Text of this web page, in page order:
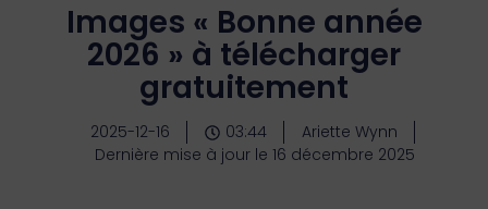
Images « Bonne année
2026 » à télécharger
gratuitement
2025-12-16 03:44
Ariette Wynn
Dernière mise à jour le 16 décembre 2025